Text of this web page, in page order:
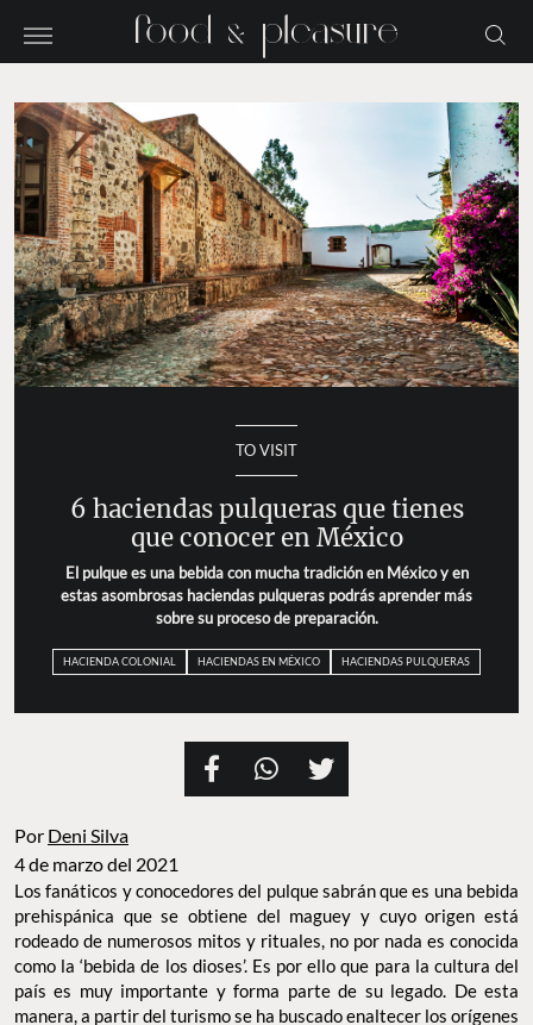
TO VISIT
6 haciendas pulqueras que tienes
que conocer en México
El pulque es una bebida con mucha tradición en México y
en estas asombrosas haciendas pulqueras podrás
aprender más sobre su proceso de preparación.
HACIENDA COLONIAL HACIENDAS EN MÉXICO HACIENDAS PULQUERAS
PorDeni Silva
4 de marzo del 2021
Los fanáticos y conocedores del pulque sabrán que es una bebida
prehispánica que se obtiene del maguey y cuyo origen está
rodeado de numerosos mitos y rituales, no por nada es conocida
como la ‘bebida de los dioses’. Es por ello que para la cultura del